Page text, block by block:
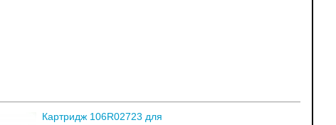
Картридж 106R02723 для